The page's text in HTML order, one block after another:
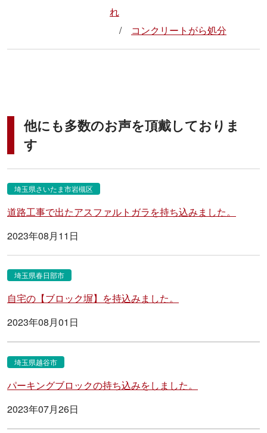
れ
コンクリートがら処分
他にも多数のお声を頂戴しておりま
す
埼玉県さいたま市岩槻区
道路工事で出たアスファルトガラを持ち込みました。
2023年08月11日
埼玉県春日部市
自宅の【ブロック塀】を持込みました。
2023年08月01日
埼玉県越谷市
パーキングブロックの持ち込みをしました。
2023年07月26日